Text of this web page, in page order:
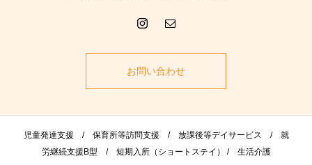
お問い合わせ
児童発達支援 / 保育所等訪問支援 / 放課後等デイサービス / 就
労継続支援B型 / 短期入所（ショートステイ） / 生活介護